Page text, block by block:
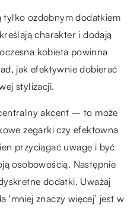
tylko ozdobnym dodatkiem
charakter i dodają
kobieta powinna
jak efektywnie dobierać
stylizacji.
akcent – to może
zegarki czy efektowna
przyciągać uwagę i być
osobowością. Następnie
dodatki. Uważaj
'mniej znaczy więcej’ jest w